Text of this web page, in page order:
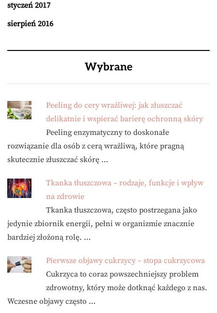
styczeń 2017
sierpień 2016
Wybrane
Peeling do cery wrażliwej: jak złuszczać
delikatnie i wspierać barierę ochronną skóry
Peeling enzymatyczny to doskonałe
rozwiązanie dla osób z cerą wrażliwą, które pragną
skutecznie złuszczać skórę …
Tkanka tłuszczowa – rodzaje, funkcje i wpływ
na zdrowie
Tkanka tłuszczowa, często postrzegana jako
jedynie zbiornik energii, pełni w organizmie znacznie
bardziej złożoną rolę. …
Pierwsze objawy cukrzycy – stopa cukrzycowa
Cukrzyca to coraz powszechniejszy problem
zdrowotny, który może dotknąć każdego z nas.
Wczesne objawy często …